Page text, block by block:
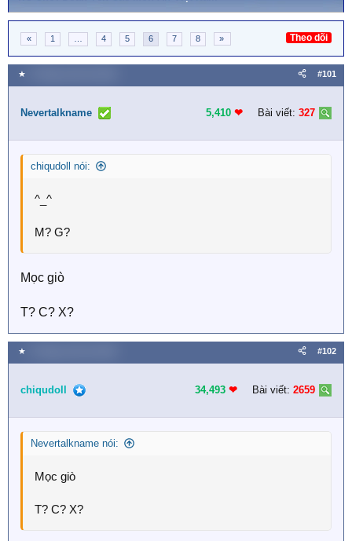
« 1 4 5 6 7 8 » Theo dõi
★ #101
Nevertalkname 5,410 ❤︎ Bài viết: 327
chiqudoll nói:
^_^
M? G?
Mọc giò
T? C? X?
★ #102
chiqudoll 34,493 ❤︎ Bài viết: 2659
Nevertalkname nói:
Mọc giò
T? C? X?